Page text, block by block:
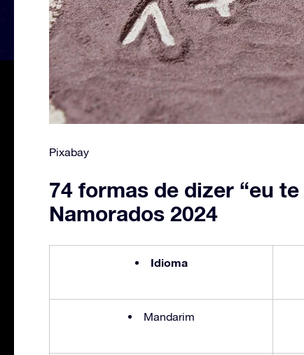
Pixabay
74 formas de dizer “eu
Namorados 2024
Idioma
Mandarim